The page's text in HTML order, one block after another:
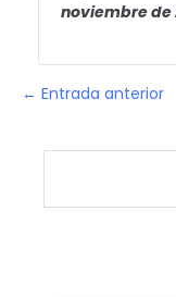
noviembre de
← Entrada anterior